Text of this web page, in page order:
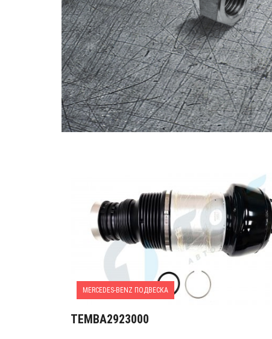
MERCEDES-BENZ ПОДВЕСКА
TEMBA2923000